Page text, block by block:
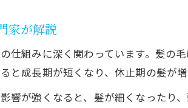
家が解説
仕組みに深く関わっています。髪の
と成長期が短くなり、休止期の髪が
響が強くなると、髪が細くなったり